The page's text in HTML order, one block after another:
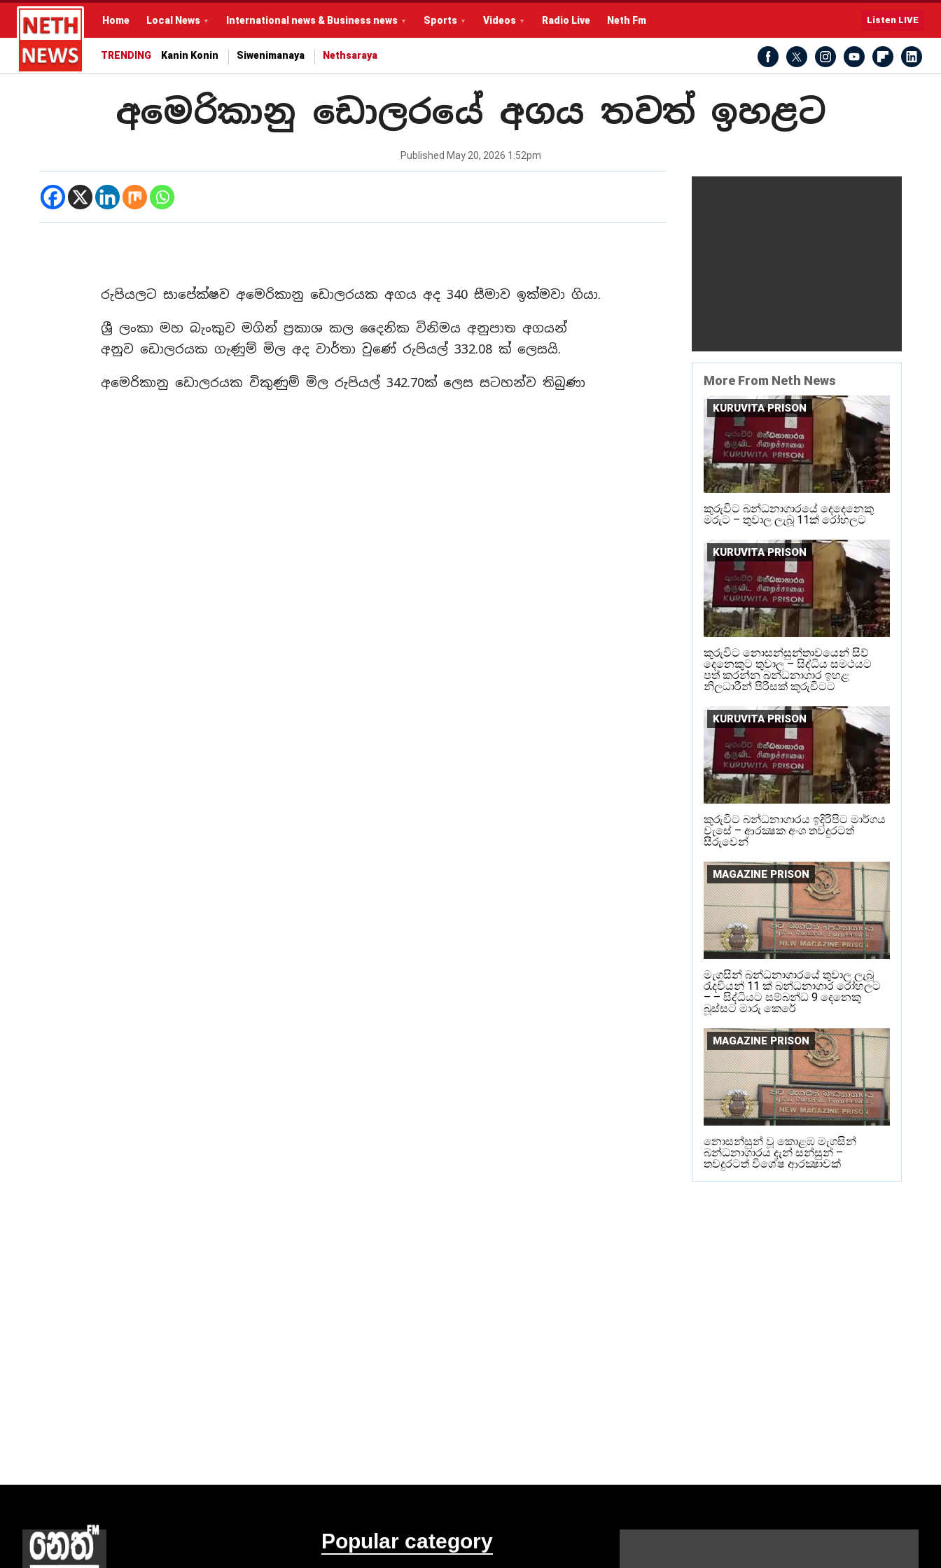
Home Local News International news & Business news Sports Videos Radio Live Neth Fm Listen LIVE
TRENDING Kanin Konin Siwenimanaya Nethsaraya
අමෙරිකානු ඩොලරයේ අගය තවත් ඉහළට
Published May 20, 2026 1:52pm
රුපියලට සාපේක්ෂව අමෙරිකානු ඩොලරයක අගය අද 340 සීමාව ඉක්මවා ගියා.
ශ්‍රී ලංකා මහ බැංකුව මගින් ප්‍රකාශ කල දෛනික විනිමය අනුපාත අගයන්
අනුව ඩොලරයක ගැණුම් මිල අද වාර්තා වුණේ රුපියල් 332.08 ක් ලෙසයි.
අමෙරිකානු ඩොලරයක විකුණුම් මිල රුපියල් 342.70ක් ලෙස සටහන්ව තිබුණා More From Neth News
KURUVITA PRISON
කුරුවිට බන්ධනාගාරයේ දෙදෙනෙකු
මරුට – තුවාල ලැබූ 11ක් රෝහලට
KURUVITA PRISON
කුරුවිට නොසන්සුන්තාවයෙන් සිව්
දෙනෙකුට තුවාල – සිද්ධිය සමථයට
පත් කරන්න බන්ධනාගාර ඉහළ
නිලධාරීන් පිරිසක් කුරුවිටට
KURUVITA PRISON
කුරුවිට බන්ධනාගාරය ඉදිරිපිට මාර්ගය
වැසේ – ආරක්‍ෂක අංශ තවදුරටත්
සීරුවෙන්
MAGAZINE PRISON
මැගසින් බන්ධනාගාරයේ තුවාල ලැබූ
රැදවියන් 11 ක් බන්ධනාගාර රෝහලට
– – සිද්ධියට සම්බන්ධ 9 දෙනෙකු
බූස්සට මාරු කෙරේ
MAGAZINE PRISON
නොසන්සුන් වූ කොළඹ මැගසින්
බන්ධනාගාරය දැන් සන්සුන් –
තවදුරටත් විශේෂ ආරක්‍ෂාවක්
Popular category